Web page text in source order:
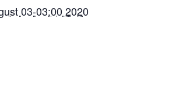
03-03:00 2020